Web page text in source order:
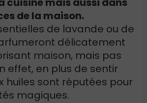
de la maison.
de lavande ou de
délicatement
maison, mais pas
effet, en plus de sentir
huiles sont réputées pour
magiques.